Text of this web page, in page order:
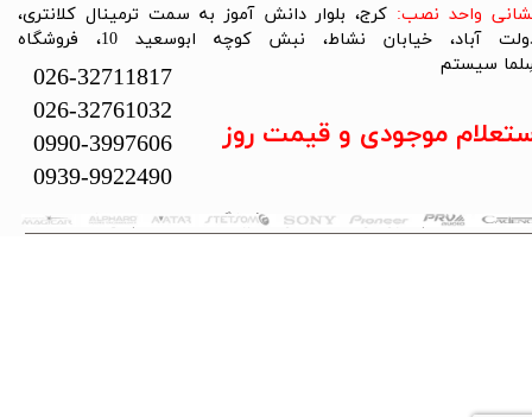
تمام حقوق این سایت متعلق به فروشگاه سلما سیستم می‌باشد.
واحد نصب: کرج، بلوار دانش آموز به سمت ترمینال کلانتری،
دولت آباد، خیابان نشاط، نبش کوچه ابوسعید 10، فروشگاه
سیستم​​​​​​​
026-32711817
026-32761032
0990-3997606
0939-9922490
موجودی و قیمت روز